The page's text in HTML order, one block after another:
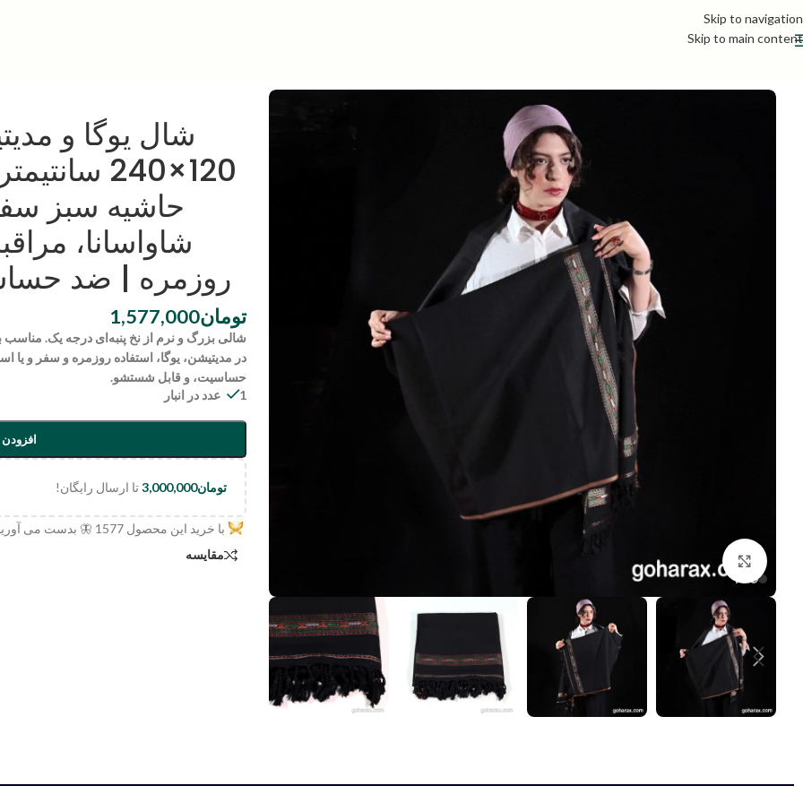
Skip to navigation
Skip to main content
بزرگنمایی تصویر
شال یوگا و
120×240
حاشیه سبز
شاواسانا،
روزمره | ضد
تومان1,577,000
شالی بزرگ و نرم از نخ پنبه‌ای درجه یک.
در مدیتیشن، یوگا، استفاده روزمره و سفر و یا
حساسیت، و قابل شستشو.
1 عدد در انبار
تومان3,000,000تا ارسال رایگان!
با خرید این محصول 1577 🦋 بدست می
مقایسه